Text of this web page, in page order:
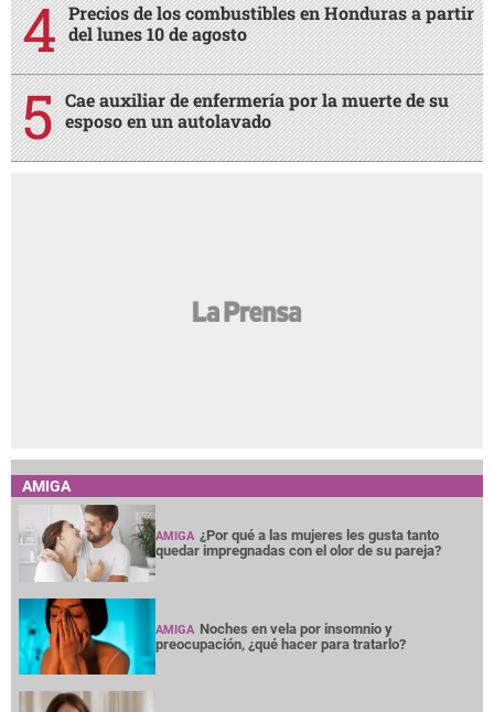
Precios de los combustibles en Honduras a partir
del lunes 10 de agosto
Cae auxiliar de enfermería por la muerte de su
esposo en un autolavado
AMIGA
AMIGA ¿Por qué a las mujeres les gusta tanto
quedar impregnadas con el olor de su pareja?
AMIGA Noches en vela por insomnio y
preocupación, ¿qué hacer para tratarlo?